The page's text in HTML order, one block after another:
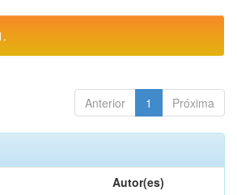
Anterior 1 Próxima
Autor(es)